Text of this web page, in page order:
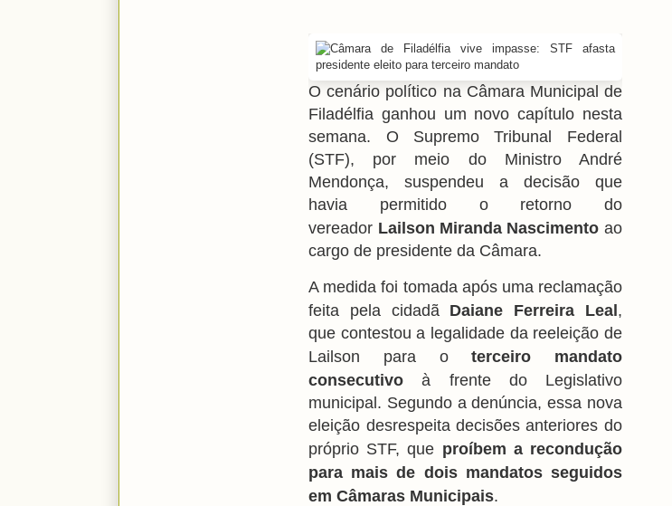
O cenário político na Câmara Municipal de
Filadélfia ganhou um novo capítulo nesta
semana. O Supremo Tribunal Federal
(STF), por meio do Ministro André
Mendonça, suspendeu a decisão que
havia permitido o retorno do
vereador Lailson Miranda Nascimento ao
cargo de presidente da Câmara.
A medida foi tomada após uma reclamação
feita pela cidadã Daiane Ferreira Leal ,
que contestou a legalidade da reeleição de
Lailson para oterceiro mandato
consecutivo à frente do Legislativo
municipal. Segundo a denúncia, essa nova
eleição desrespeita decisões anteriores do
próprio STF, que proíbem a recondução
para mais de dois mandatos seguidos
em Câmaras Municipais.